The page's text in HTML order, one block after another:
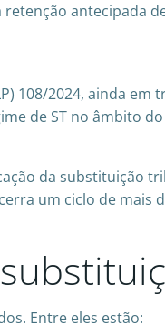
antecipada
108/2024, ainda
de ST no âmbito do
da substituição
um ciclo de mais
Entre eles estão: